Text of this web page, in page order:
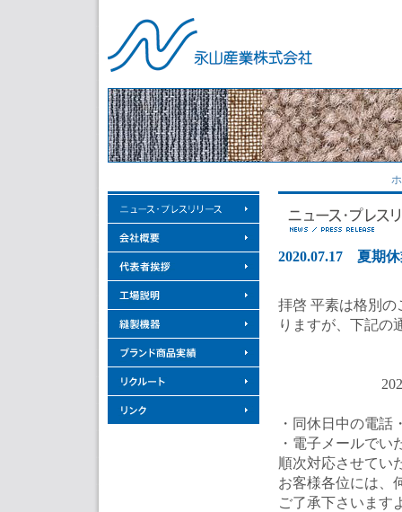
2020.07.17 夏期
拝啓 平素は格別
りますが、下記の
・同休日中の電
・電子メールで
順次対応させてい
お客様各位には、
ご了承下さいます